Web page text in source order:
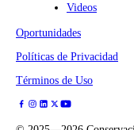
Videos
Oportunidades
Políticas de Privacidad
Términos de Uso